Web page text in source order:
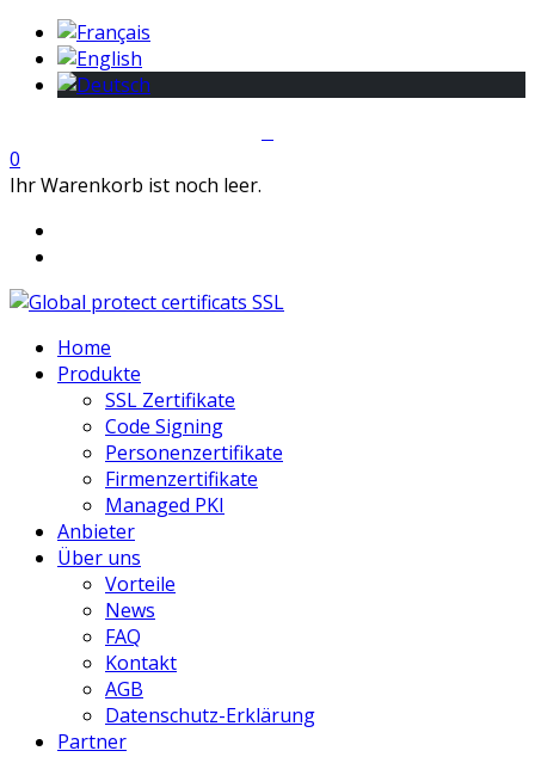
0
Ihr Warenkorb ist noch leer.
Home
Produkte
SSL Zertifikate
Code Signing
Personenzertifikate
Firmenzertifikate
Managed PKI
Anbieter
Über uns
Vorteile
News
FAQ
Kontakt
AGB
Datenschutz-Erklärung
Partner